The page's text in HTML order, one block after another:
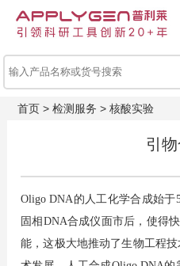
首页> 检测服务 > 核酸实验
引
Oligo DNA的人工化学合成始于
固相DNA合成仪面市后，使得
能，这极大地推动了生物工程